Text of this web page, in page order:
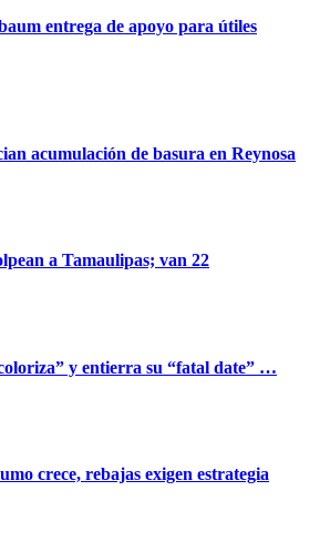
entrega de apoyo para útiles
acumulación de basura en Reynosa
a Tamaulipas; van 22
y entierra su “fatal date” …
crece, rebajas exigen estrategia